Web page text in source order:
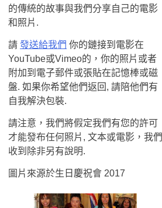
的傳統的故事與​​我們分享自己的電影
和照片.
請 發送給我們 你的鏈接到電影在
YouTube或Vimeo的，你的照片或者
附加到電子郵件或張貼在記憶棒或磁
盤. 如果你希望他們返回, 請陪他們有
自我解決包裝.
請注意，我們將假定我們有您的許可
才能發布任何照片, 文本或電影，我們
收到除非另有說明.
圖片來源於生日慶祝會 2017